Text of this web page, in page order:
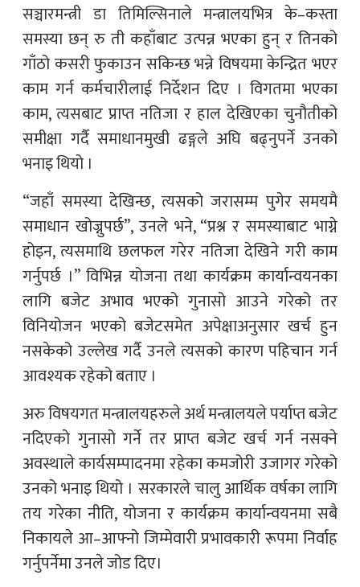
सञ्चारमन्त्री डा तिमिल्सिनाले मन्त्रालयभित्र के–कस्ता
समस्या छन् रु ती कहाँबाट उत्पन्न भएका हुन् र तिनको
गाँठो कसरी फुकाउन सकिन्छ भन्ने विषयमा केन्द्रित भएर
काम गर्न कर्मचारीलाई निर्देशन दिए । विगतमा भएका
काम, त्यसबाट प्राप्त नतिजा र हाल देखिएका चुनौतीको
समीक्षा गर्दै समाधानमुखी ढङ्गले अघि बढ्नुपर्ने उनको
भनाइ थियो ।
“जहाँ समस्या देखिन्छ, त्यसको जरासम्म पुगेर समयमै
समाधान खोज्नुपर्छ”, उनले भने, “प्रश्न र समस्याबाट भाग्ने
होइन, त्यसमाथि छलफल गरेर नतिजा देखिने गरी काम
गर्नुपर्छ ।” विभिन्न योजना तथा कार्यक्रम कार्यान्वयनका
लागि बजेट अभाव भएको गुनासो आउने गरेको तर
विनियोजन भएको बजेटसमेत अपेक्षाअनुसार खर्च हुन
नसकेको उल्लेख गर्दै उनले त्यसको कारण पहिचान गर्न
आवश्यक रहेको बताए ।
अरु विषयगत मन्त्रालयहरुले अर्थ मन्त्रालयले पर्याप्त बजेट
नदिएको गुनासो गर्ने तर प्राप्त बजेट खर्च गर्न नसक्ने
अवस्थाले कार्यसम्पादनमा रहेका कमजोरी उजागर गरेको
उनको भनाइ थियो । सरकारले चालु आर्थिक वर्षका लागि
तय गरेका नीति, योजना र कार्यक्रम कार्यान्वयनमा सबै
निकायले आ–आफ्नो जिम्मेवारी प्रभावकारी रूपमा निर्वाह
गर्नुपर्नेमा उनले जोड दिए।